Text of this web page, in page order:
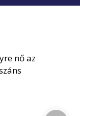
nő az